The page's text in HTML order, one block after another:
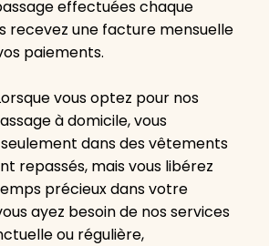
effectuées chaque
recevez une facture mensuelle
paiements.
vous optez pour nos
à domicile, vous
dans des vêtements
repassés, mais vous libérez
précieux dans votre
ayez besoin de nos services
ou régulière,